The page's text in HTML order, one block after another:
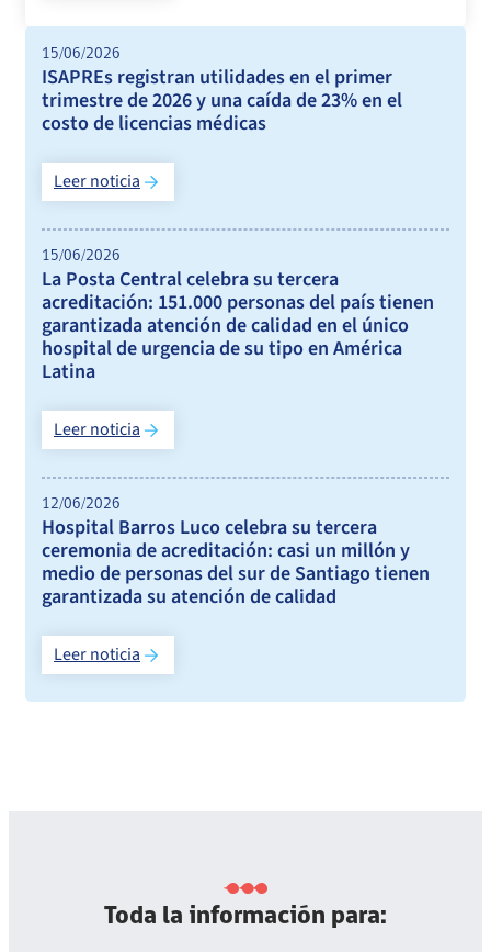
15/06/2026
ISAPREs registran utilidades en el primer
trimestre de 2026 y una caída de 23% en el
costo de licencias médicas
Leer noticia
15/06/2026
La Posta Central celebra su tercera
acreditación: 151.000 personas del país tienen
garantizada atención de calidad en el único
hospital de urgencia de su tipo en América
Latina
Leer noticia
12/06/2026
Hospital Barros Luco celebra su tercera
ceremonia de acreditación: casi un millón y
medio de personas del sur de Santiago tienen
garantizada su atención de calidad
Leer noticia
Toda la información para: